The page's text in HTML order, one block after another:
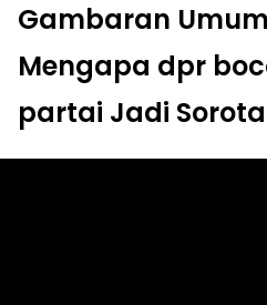
Gambaran
Mengapa dpr
partai Jadi